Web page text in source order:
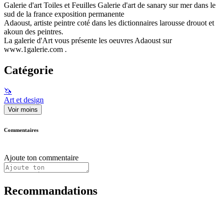
Galerie d'art Toiles et Feuilles Galerie d'art de sanary sur mer dans le
sud de la france exposition permanente
Adaoust, artiste peintre coté dans les dictionnaires larousse drouot et
akoun des peintres.
La galerie d'Art vous présente les oeuvres Adaoust sur
www.1galerie.com .
Catégorie
🦄
Art et design
Voir moins
Commentaires
Ajoute ton commentaire
Recommandations